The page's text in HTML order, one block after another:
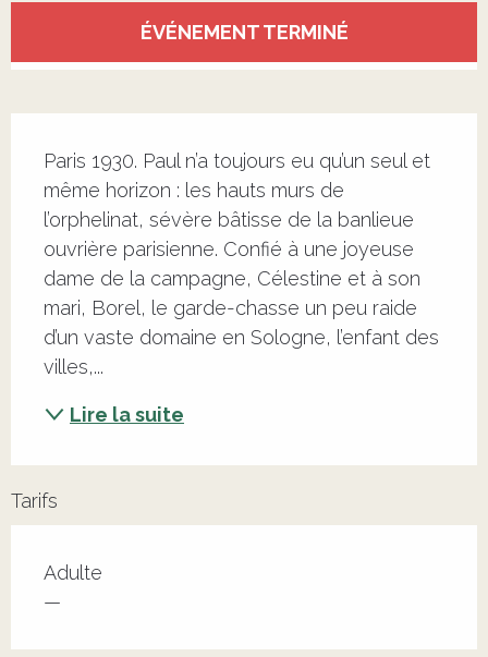
Ouverture et coordonnées
ÉVÉNEMENT TERMINÉ
Paris 1930. Paul n’a toujours eu qu’un seul et
même horizon : les hauts murs de
l’orphelinat, sévère bâtisse de la banlieue
ouvrière parisienne. Confié à une joyeuse
dame de la campagne, Célestine et à son
mari, Borel, le garde-chasse un peu raide
d’un vaste domaine en Sologne, l’enfant des
villes,...
Lire la suite
Tarifs
Adulte
—